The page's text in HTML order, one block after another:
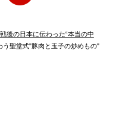
後の日本に伝わった“本当の中
聖堂式"豚肉と玉子の炒めもの"